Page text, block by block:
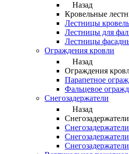
Назад
Кровельные
Лестницы
Лестницы для
Лестницы
Ограждения кровли
Назад
Ограждения
Парапетное
Фальцевое
Снегозадержатели
Назад
Снегозадержатели